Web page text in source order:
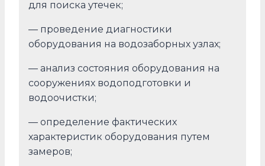
для поиска утечек;
— проведение диагностики
оборудования на водозаборных узлах;
— анализ состояния оборудования на
сооружениях водоподготовки и
водоочистки;
— определение фактических
характеристик оборудования путем
замеров;